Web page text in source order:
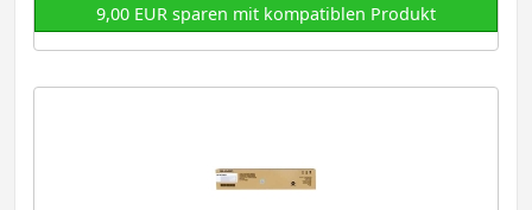
9,00 EUR sparen mit kompatiblen Produkt